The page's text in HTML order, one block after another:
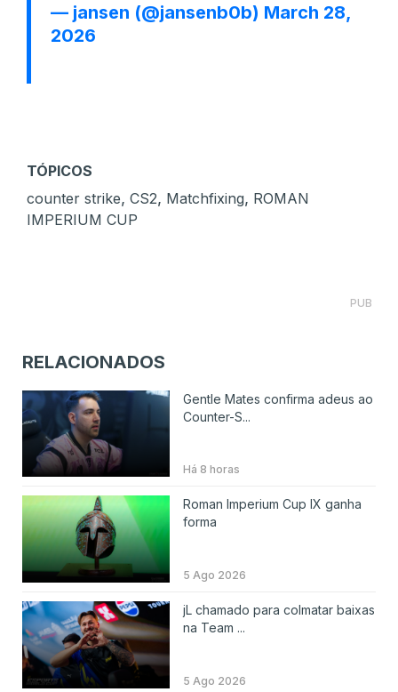
— jansen (@jansenb0b) March 28,
2026
TÓPICOS
counter strike, CS2, Matchfixing, ROMAN
IMPERIUM CUP
PUB
RELACIONADOS
Gentle Mates confirma adeus ao
Counter-S...
Há 8 horas
Roman Imperium Cup IX ganha
forma
5 Ago 2026
jL chamado para colmatar baixas
na Team ...
5 Ago 2026